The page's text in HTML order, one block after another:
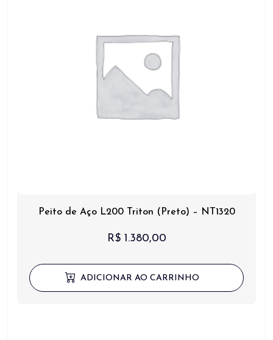
Peito de Aço L200 Triton (Preto) – NT1320
R$1.380,00
ADICIONAR AO CARRINHO